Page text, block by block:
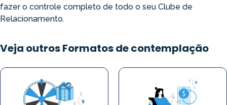
fazer o controle completo de todo o seu Clube de
Relacionamento.
Veja outros Formatos de contemplação